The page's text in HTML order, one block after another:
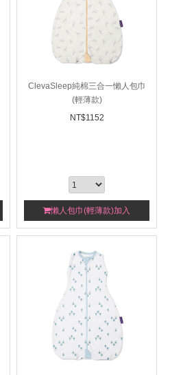
ClevaSleep純棉三合一懶人包巾
(輕薄款)
NT$1152
懶人包巾(輕薄款)加入